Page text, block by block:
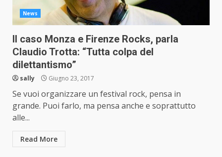
News
Il caso Monza e Firenze Rocks, parla
Claudio Trotta: “Tutta colpa del
dilettantismo”
sally Giugno 23, 2017
Se vuoi organizzare un festival rock, pensa in
grande. Puoi farlo, ma pensa anche e soprattutto
alle...
Read More